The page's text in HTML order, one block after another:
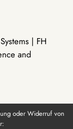
| FH
and
oder Widerruf von